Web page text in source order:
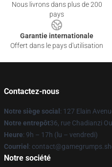
Nous livrons dans plus de 200
pays
Garantie internationale
Offert dans le pays d'utilisation
Contactez-nous
Notre siège social : 127 Elain
Notre entrepôt36, rue Chadianzi
Heure: 9h – 17h (lu – vendredi)
Courriel :
Notre société